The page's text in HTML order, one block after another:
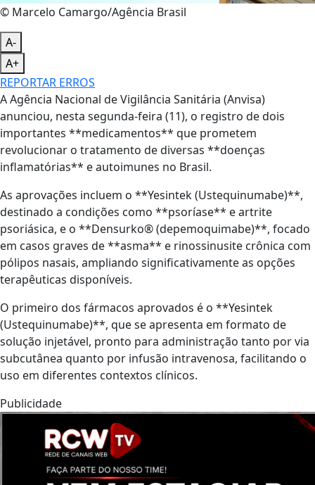
© Marcelo Camargo/Agência Brasil
A-
A+
REPORTAR ERROS
A Agência Nacional de Vigilância Sanitária (Anvisa)
anunciou, nesta segunda-feira (11), o registro de dois
importantes **medicamentos** que prometem
revolucionar o tratamento de diversas **doenças
inflamatórias** e autoimunes no Brasil.
As aprovações incluem o **Yesintek (Ustequinumabe)**,
destinado a condições como **psoríase** e artrite
psoriásica, e o **Densurko® (depemoquimabe)**, focado
em casos graves de **asma** e rinossinusite crônica com
pólipos nasais, ampliando significativamente as opções
terapêuticas disponíveis.
O primeiro dos fármacos aprovados é o **Yesintek
(Ustequinumabe)**, que se apresenta em formato de
solução injetável, pronto para administração tanto por via
subcutânea quanto por infusão intravenosa, facilitando o
uso em diferentes contextos clínicos.
Publicidade